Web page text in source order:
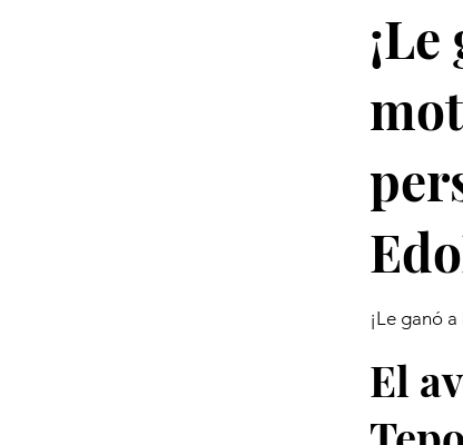
¡Le ganó
El